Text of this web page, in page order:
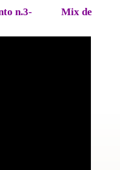
n.3- Mix de